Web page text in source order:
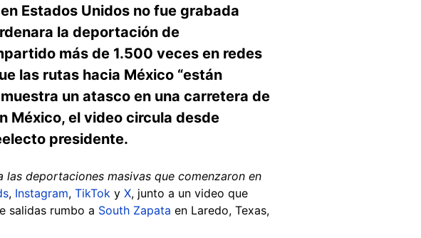
Estados Unidos no fue grabada
la deportación de
más de 1.500 veces en redes
las rutas hacia México “están
un atasco en una carretera de
México, el video circula desde
presidente.
las deportaciones masivas que comenzaron en
, Instagram, TikTok y X, junto a un video que
salidas rumbo a South Zapata en Laredo, Texas,